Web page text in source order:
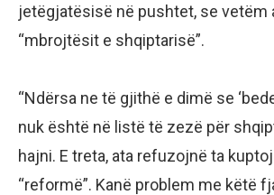
jetëgjatësisë në pushtet, se vetëm
“mbrojtësit e shqiptarisë”.
“Ndërsa ne të gjithë e dimë se
nuk është në listë të zezë për
hajni. E treta, ata refuzojnë ta
“reformë”. Kanë problem me këtë